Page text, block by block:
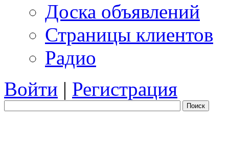
Доска объявлений
Страницы клиентов
Радио
Войти | Регистрация
Поиск